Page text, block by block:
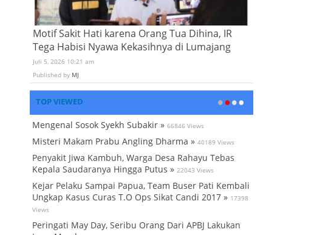
Motif Sakit Hati karena Orang Tua Dihina, IR
Tega Habisi Nyawa Kekasihnya di Lumajang
Juli 5, 2026 10:21 am
Published by MJ
TOP VIEWED
Mengenal Sosok Syekh Subakir » 66846 Views
Misteri Makam Prabu Angling Dharma » 40189 Views
Penyakit Jiwa Kambuh, Warga Desa Rahayu Tebas
Kepala Saudaranya Hingga Putus » 22043 Views
Kejar Pelaku Sampai Papua, Team Buser Pati Kembali
Ungkap Kasus Curas T.O Ops Sikat Candi 2017 » 17398
Views
Peringati May Day, Seribu Orang Dari APBJ Lakukan